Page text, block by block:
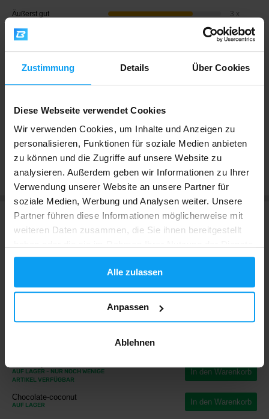
Zustimmung Details Über Cookies
Diese Webseite verwendet Cookies
Wir verwenden Cookies, um Inhalte und Anzeigen zu
personalisieren, Funktionen für soziale Medien anbieten
zu können und die Zugriffe auf unsere Website zu
analysieren. Außerdem geben wir Informationen zu Ihrer
Verwendung unserer Website an unsere Partner für
soziale Medien, Werbung und Analysen weiter. Unsere
Partner führen diese Informationen möglicherweise mit
weiteren Daten zusammen, die Sie ihnen bereitgestellt
gesammelt haben.
Alle zulassen
Anpassen
Ablehnen
Äußerst gut
3 x
Sehr gut
1 x
Nicht schlecht
0 x
Der am besten bewertete
Geschmack ist Strawberry (1
Bewertungen anzeigen
Größen und Varianten
Stückpreis (31,00 € / kg)
Inkl. 10% MwSt
BEWERTUNG
AUF LAGER - NUR NOCH WENIGE
ARTIKEL VERFÜGBAR
In den Warenkorb
Chocolate-coconut
AUF LAGER In den Warenkorb